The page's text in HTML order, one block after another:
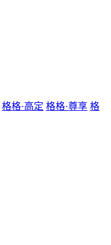
格格·高定 格格·尊享 格